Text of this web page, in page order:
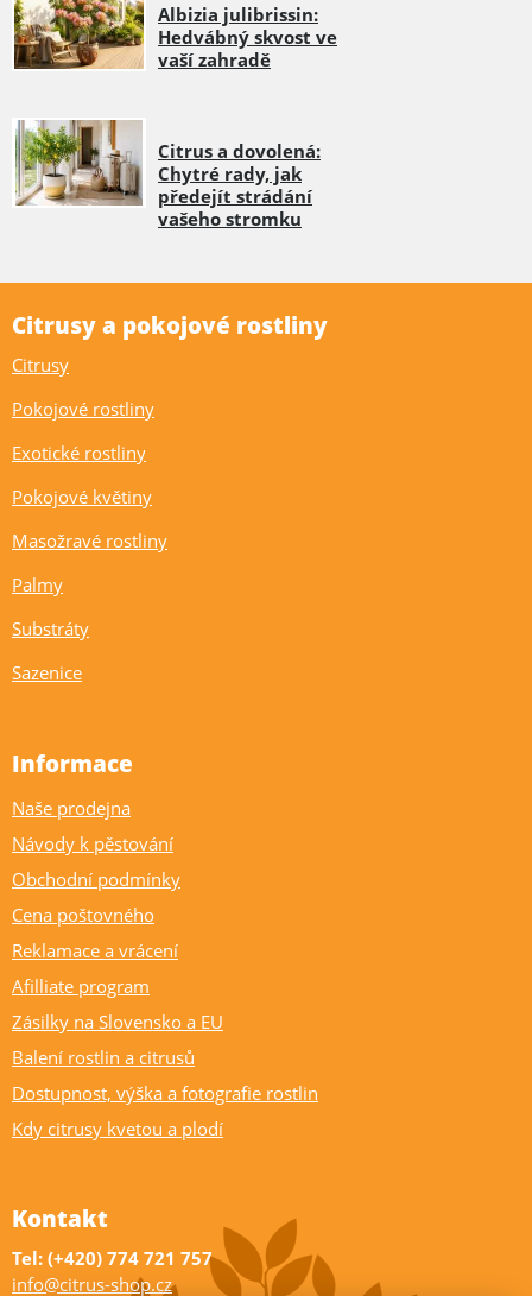
Albizia julibrissin:
Hedvábný skvost ve
vaší zahradě
Citrus a dovolená:
Chytré rady, jak
předejít strádání
vašeho stromku
Citrusy a pokojové rostliny
Citrusy
Pokojové rostliny
Exotické rostliny
Pokojové květiny
Masožravé rostliny
Palmy
Substráty
Sazenice
Informace
Naše prodejna
Návody k pěstování
Obchodní podmínky
Cena poštovného
Reklamace a vrácení
Afilliate program
Zásilky na Slovensko a EU
Balení rostlin a citrusů
Dostupnost, výška a fotografie rostlin
Kdy citrusy kvetou a plodí
Kontakt
Tel: (+420) 774 721 757
info@citrus-shop.cz